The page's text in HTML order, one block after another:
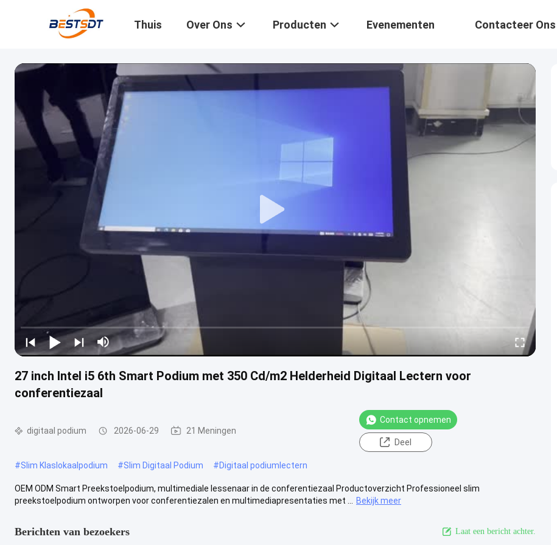
Thuis Over Ons Producten Evenementen Contacteer Ons
27 inch Intel i5 6th Smart Podium met 350 Cd/m2 Helderheid Digitaal Lectern voor
conferentiezaal
digitaal podium 2026-06-29 21 Meningen
Contact opnemen
Deel
#Slim Klaslokaalpodium #Slim Digitaal Podium #Digitaal podiumlectern
OEM ODM Smart Preekstoelpodium, multimediale lessenaar in de conferentiezaal Productoverzicht Professioneel slim
preekstoelpodium ontworpen voor conferentiezalen en multimediapresentaties met ...
Bekijk meer
Berichten van bezoekers Laat een bericht achter.